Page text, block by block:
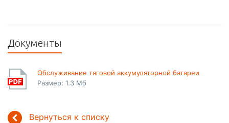
Документы
Обслуживание тяговой аккумуляторной батареи
Размер: 1.3 Мб
Вернуться к списку